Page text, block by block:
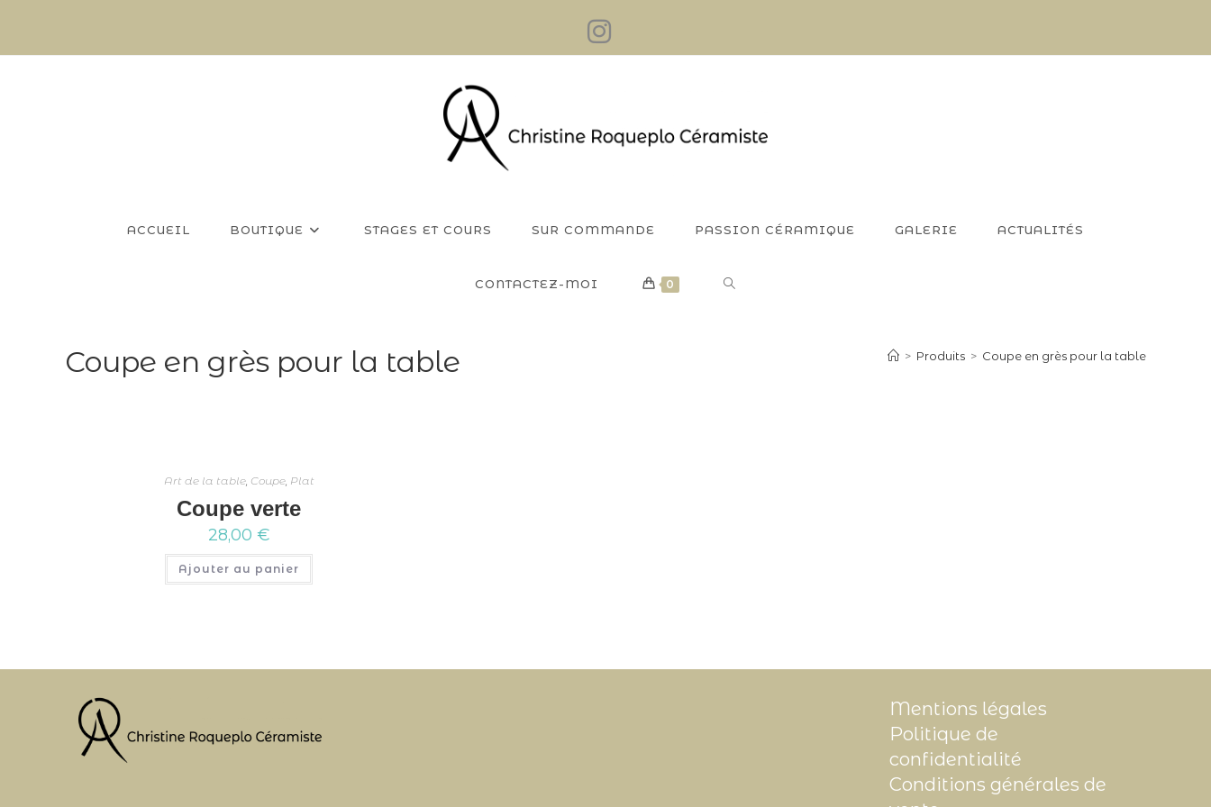
ACCUEIL BOUTIQUE STAGES ET COURS SUR COMMANDE PASSION CÉRAMIQUE GALERIE ACTUALITÉS
CONTACTEZ-MOI 0 TOGGLE
Coupe en grès pour la table > Produits > Coupe en grès pour la table
Art de la table, Coupe, Plat
Coupe verte
28,00 €
Ajouter au panier
Mentions légales
Politique de
confidentialité
Conditions générales de